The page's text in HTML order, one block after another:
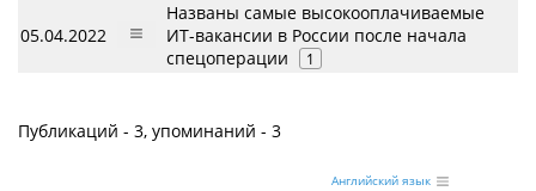
05.04.2022
Названы самые высокооплачиваемые
ИТ-вакансии в России после начала
спецоперации
1
Публикаций - 3, упоминаний - 3
Английский язык